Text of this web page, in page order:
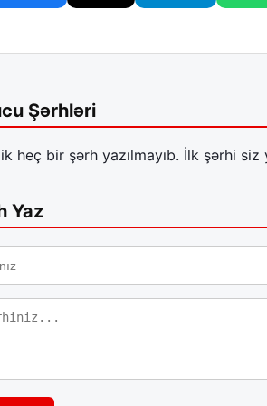
Şərhləri
heç bir şərh yazılmayıb. İlk şərhi siz
Yaz